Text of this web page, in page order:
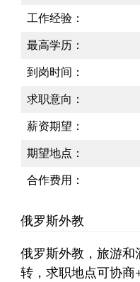
工作经验：
最高学历：
到岗时间：
求职意向：
薪资期望：
期望地点：
合作费用：
俄罗斯外教
俄罗斯外教，旅游
转，求职地点可协